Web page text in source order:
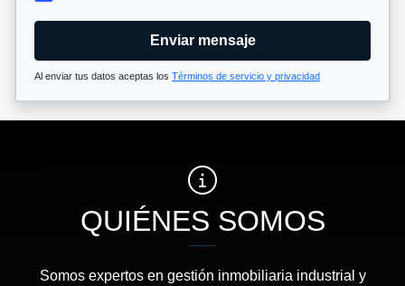
Enviar mensaje
Al enviar tus datos aceptas los Términos de servicio y privacidad
QUIÉNES SOMOS
Somos expertos en gestión inmobiliaria industrial y